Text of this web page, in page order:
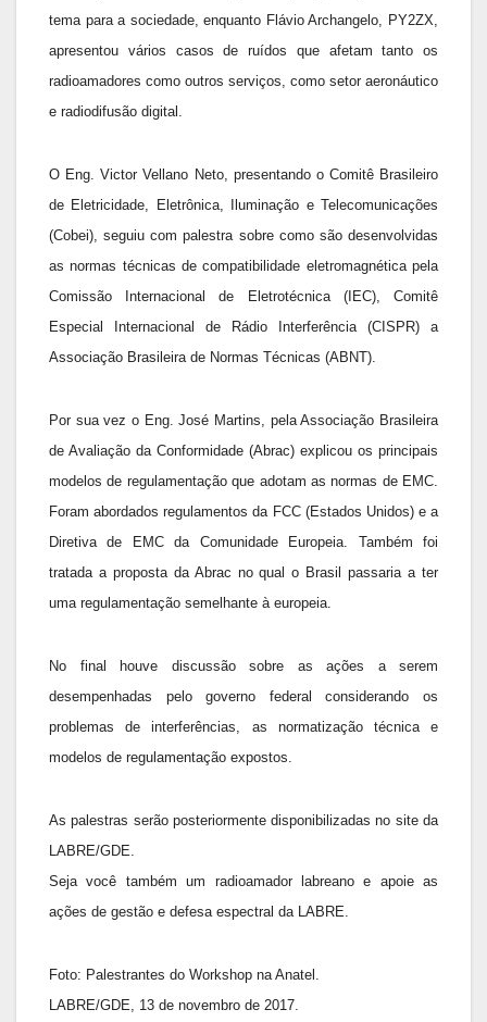
tema para a sociedade, enquanto Flávio Archangelo, PY2ZX,
apresentou vários casos de ruídos que afetam tanto os
radioamadores como outros serviços, como setor aeronáutico
e radiodifusão digital.
O Eng. Victor Vellano Neto, presentando o Comitê Brasileiro
de Eletricidade, Eletrônica, Iluminação e Telecomunicações
(Cobei), seguiu com palestra sobre como são desenvolvidas
as normas técnicas de compatibilidade eletromagnética pela
Comissão Internacional de Eletrotécnica (IEC), Comitê
Especial Internacional de Rádio Interferência (CISPR) a
Associação Brasileira de Normas Técnicas (ABNT).
Por sua vez o Eng. José Martins, pela Associação Brasileira
de Avaliação da Conformidade (Abrac) explicou os principais
modelos de regulamentação que adotam as normas de EMC.
Foram abordados regulamentos da FCC (Estados Unidos) e a
Diretiva de EMC da Comunidade Europeia. Também foi
tratada a proposta da Abrac no qual o Brasil passaria a ter
uma regulamentação semelhante à europeia.
No final houve discussão sobre as ações a serem
desempenhadas pelo governo federal considerando os
problemas de interferências, as normatização técnica e
modelos de regulamentação expostos.
As palestras serão posteriormente disponibilizadas no site da
LABRE/GDE.
Seja você também um radioamador labreano e apoie as
ações de gestão e defesa espectral da LABRE.
Foto: Palestrantes do Workshop na Anatel.
LABRE/GDE, 13 de novembro de 2017.